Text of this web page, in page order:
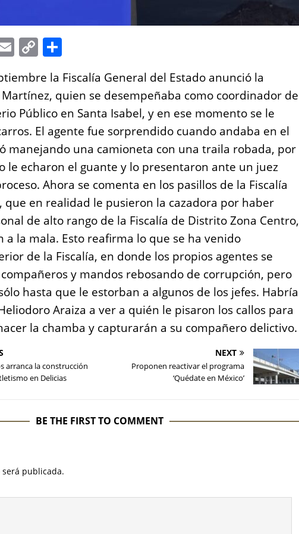
E
m
ai
l
C
p
y
Li
n
k
a
re
la Fiscalía General del Estado anunció la
quien se desempeñaba como coordinador de
Público en Santa Isabel, y en ese momento se le
El agente fue sorprendido cuando andaba en el
manejando una camioneta con una traila robada, por
le echaron el guante y lo presentaron ante un juez
Ahora se comenta en los pasillos de la Fiscalía
que en realidad le pusieron la cazadora por haber
de alto rango de la Fiscalía de Distrito Zona Centro,
a la mala. Esto reafirma lo que se ha venido
de la Fiscalía, en donde los propios agentes se
y mandos rebosando de corrupción, pero
hasta que le estorban a algunos de los jefes. Habría
Araiza a ver a quién le pisaron los callos para
la chamba y capturarán a su compañero delictivo.
arranca la construcción
en Delicias
NEXT
Proponen reactivar el programa
‘Quédate en México’
BE THE FIRST TO COMMENT
publicada.